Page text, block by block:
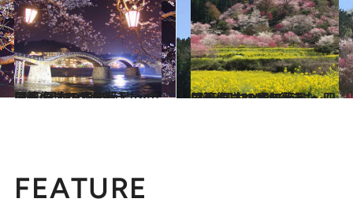
2025.3.29
【画像】いつか行きたい！ 日本の春の絶景 ～中国篇～（2025年版）
旅＆お出かけ 2025.3.23
【画像】いつか行きたい！ 日本の春の絶景 ～四国篇～（2025年版）
旅＆お出かけ
FEATURE